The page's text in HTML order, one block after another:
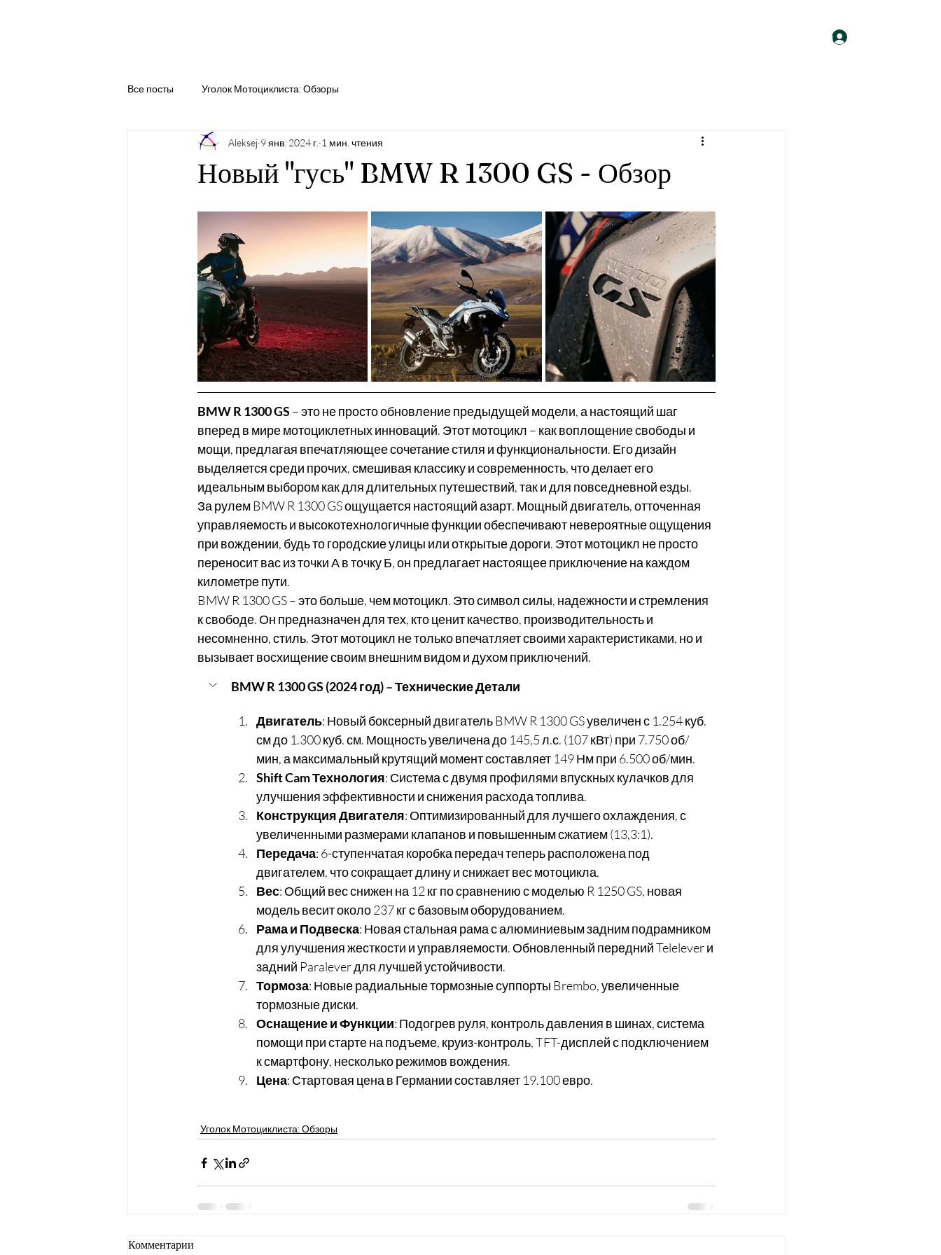
Байкеры
Все посты Уголок Мотоциклиста: Обзоры
Новый "гусь" BMW R 1300 GS - Обзор
Aleksej 9 янв. 2024 г. 1 мин. чтения
BMW R 1300 GS – это не просто обновление предыдущей модели, а настоящий шаг
вперед в мире мотоциклетных инноваций. Этот мотоцикл – как воплощение свободы и
мощи, предлагая впечатляющее сочетание стиля и функциональности. Его дизайн
выделяется среди прочих, смешивая классику и современность, что делает его
идеальным выбором как для длительных путешествий, так и для повседневной езды.
За рулем BMW R 1300 GS ощущается настоящий азарт. Мощный двигатель, отточенная
управляемость и высокотехнологичные функции обеспечивают невероятные ощущения
при вождении, будь то городские улицы или открытые дороги. Этот мотоцикл не просто
переносит вас из точки А в точку Б, он предлагает настоящее приключение на каждом
километре пути.
BMW R 1300 GS – это больше, чем мотоцикл. Это символ силы, надежности и стремления
к свободе. Он предназначен для тех, кто ценит качество, производительность и
несомненно, стиль. Этот мотоцикл не только впечатляет своими характеристиками, но и
вызывает восхищение своим внешним видом и духом приключений.
BMW R 1300 GS (2024 год) – Технические Детали
Двигатель: Новый боксерный двигатель BMW R 1300 GS увеличен с 1.254 куб.
см до 1.300 куб. см. Мощность увеличена до 145,5 л.с. (107 кВт) при 7.750 об/
мин, а максимальный крутящий момент составляет 149 Нм при 6.500 об/мин.
Shift Cam Технология: Система с двумя профилями впускных кулачков для
улучшения эффективности и снижения расхода топлива.
Конструкция Двигателя: Оптимизированный для лучшего охлаждения, с
увеличенными размерами клапанов и повышенным сжатием (13,3:1).
Передача: 6-ступенчатая коробка передач теперь расположена под
двигателем, что сокращает длину и снижает вес мотоцикла.
Вес: Общий вес снижен на 12 кг по сравнению с моделью R 1250 GS, новая
модель весит около 237 кг с базовым оборудованием.
Рама и Подвеска: Новая стальная рама с алюминиевым задним подрамником
для улучшения жесткости и управляемости. Обновленный передний Telelever и
задний Paralever для лучшей устойчивости.
Тормоза: Новые радиальные тормозные суппорты Brembo, увеличенные
тормозные диски.
Оснащение и Функции: Подогрев руля, контроль давления в шинах, система
помощи при старте на подъеме, круиз-контроль, TFT-дисплей с подключением
к смартфону, несколько режимов вождения.
Цена: Стартовая цена в Германии составляет 19.100 евро.
Уголок Мотоциклиста: Обзоры
Комментарии